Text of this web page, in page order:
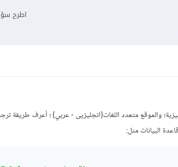
اطرح
والموقع متعدد اللغات(انجليزيى - عربي) ؛ أعرف طريقة
البيانات مثل: